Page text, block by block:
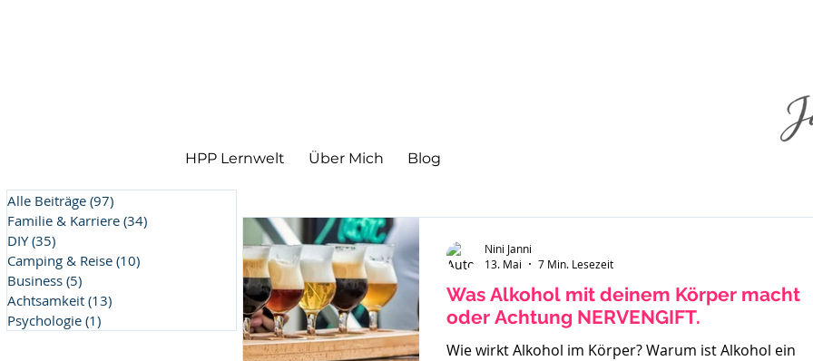
HPP Lernwelt Über Mich Blog
Alle Beiträge (97)
Familie & Karriere (34)
DIY (35)
Camping & Reise (10)
Business (5)
Achtsamkeit (13)
Psychologie (1)
Was Alkohol mit deinem Körper macht
oder Achtung NERVENGIFT.
Wie wirkt Alkohol im Körper? Warum ist Alkohol ein
Nini Janni
13. Mai
7 Min. Lesezeit